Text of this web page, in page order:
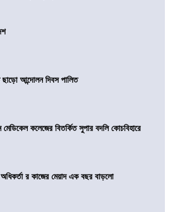
আন্দোলন দিবস পালিত
মেডিকেল কলেজের বিতর্কিত সুপার বদলি কোচবিহারে
র কাজের মেয়াদ এক বছর বাড়লো